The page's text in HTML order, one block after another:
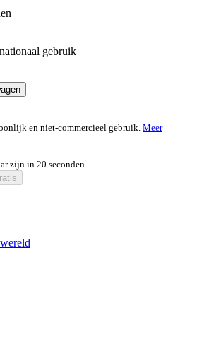
gebruik
en niet-commercieel gebruik. Meer
zijn in 20 seconden